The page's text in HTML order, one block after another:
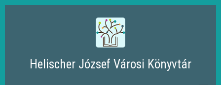
Helischer József Városi Könyvtár